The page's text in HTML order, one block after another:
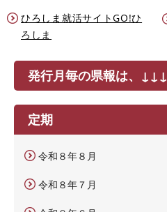
ひろしま就活サイトGO!ひ
ろしま
発行月毎の県報は、
定期
令和８年８月
令和８年７月